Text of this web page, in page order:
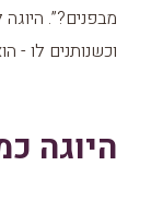
מבפנים?”.
וכשנותנים לו -
היוגה